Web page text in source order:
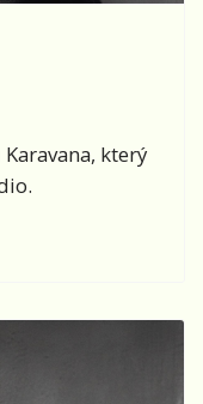
který